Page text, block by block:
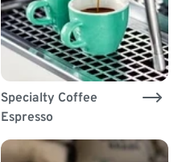
Specialty Coffee
Espresso